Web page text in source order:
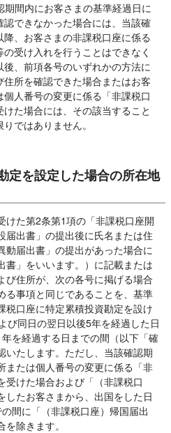
間内にお客さまの基準経過日に
できなかった場合には、当該確
、お客さまの非課税口座に係る
受け入れを行うことはできなく
、前項各号のいずれかの方法に
所を確認できた場合またはお客
人番号の変更に係る「非課税口
た場合には、その該当すること
ではありません。
定を設定した場合の所在地
けた第2条第1項の「非課税口座開
届出書」の提出後に氏名または住
動届出書」の提出があった場合に
書」をいいます。）に記載または
び住所が、次の各号に掲げる場合
る事項と同じであることを、基準
税口座に特定累積投資勘定を設け
び同日の翌日以後5年を経過した日
を経過する日までの間（以下「確
いたします。ただし、当該確認期
または個人番号の変更に係る「非
受けた場合および「（非課税口
したお客さまから、出国をした日
間に「（非課税口座）帰国届出
除きます。